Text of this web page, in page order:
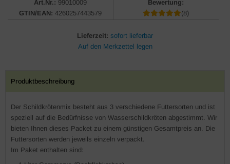
Art.Nr.: 99010009
GTIN/EAN: 4260257443579
Bewertung:
(8)
Lieferzeit: sofort lieferbar
Produktbeschreibung
Der Schildkrötenmix besteht aus 3 verschiedene Futtersorten und ist
speziell auf die Bedürfnisse von Wasserschildkröten abgestimmt. Wir
bieten Ihnen dieses Packet zu einem günstigen Gesamtpreis an. Die
Futtersorten werden jeweils einzeln verpackt.
Im Paket enthalten sind: